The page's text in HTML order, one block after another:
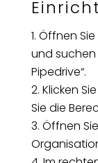
Öffnen
und suchen
Pipedrive“.
Klicken
Sie die
Öffnen